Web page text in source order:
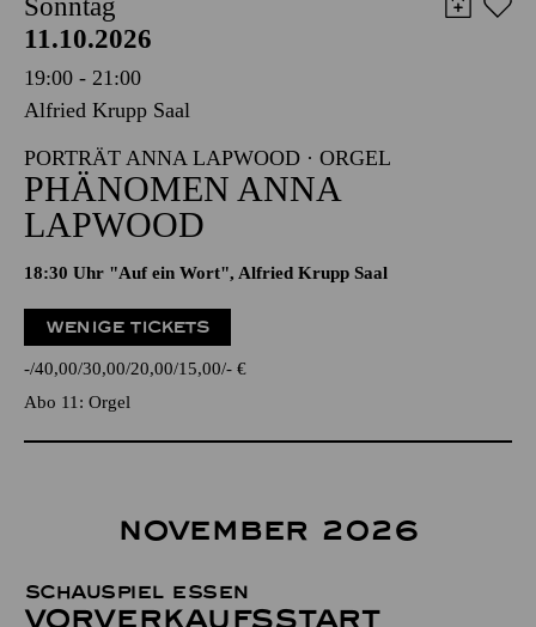
Sonntag
11.10.2026
19:00 - 21:00
Alfried Krupp Saal
PORTRÄT ANNA LAPWOOD · ORGEL
PHÄNOMEN ANNA
LAPWOOD
18:30 Uhr "Auf ein Wort", Alfried Krupp Saal
WENIGE TICKETS
- 40,00 30,00 20,00 15,00 - €
Abo 11: Orgel
NOVEMBER 2026
Schauspiel Essen
Vor­verkaufs­start